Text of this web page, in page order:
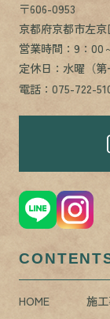
〒606-0953
京都府京都市左
営業時間：9：00
定休日：水曜（第
電話：075-722-
HOME 施